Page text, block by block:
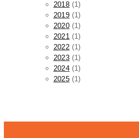
2018 (1)
2019 (1)
2020 (1)
2021 (1)
2022 (1)
2023 (1)
2024 (1)
2025 (1)